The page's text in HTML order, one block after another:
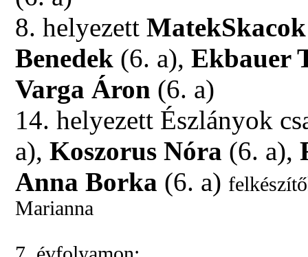
8. helyezettMatekSkacok
Benedek (6. a), Ekbauer
Varga Áron (6. a)
14. helyezett Észlányok
a),Koszorus Nóra (6. a),
Anna Borka (6. a)
Marianna